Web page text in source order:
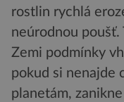
rostlin rychlá
neúrodnou poušť.
Zemi podmínky
pokud si nenajde
planetám,